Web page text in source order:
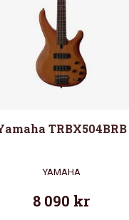
TRBX504BRB
YAMAHA
8 090 kr